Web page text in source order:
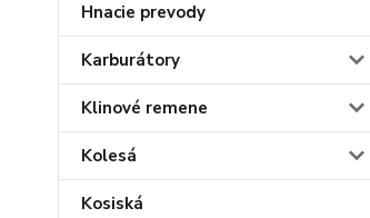
Hnacie prevody
Karburátory
Klinové remene
Kolesá
Kosiská